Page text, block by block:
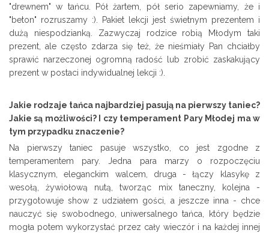
"drewnem" w tańcu. Pół żartem, pół serio zapewniamy, że i
"beton" rozruszamy :). Pakiet lekcji jest świetnym prezentem i
dużą niespodzianką. Zazwyczaj rodzice robią Młodym taki
prezent, ale często zdarza się też, że nieśmiały Pan chciałby
sprawić narzeczonej ogromną radość lub zrobić zaskakujący
prezent w postaci indywidualnej lekcji :).
Jakie rodzaje tańca najbardziej pasują na pierwszy taniec?
Jakie są możliwości? I czy temperament Pary Młodej ma w
tym przypadku znaczenie?
Na pierwszy taniec pasuje wszystko, co jest zgodne z
temperamentem pary. Jedna para marzy o rozpoczęciu
klasycznym, eleganckim walcem, druga - łączy klasykę z
wesołą, żywiołową nutą, tworząc mix taneczny, kolejna -
przygotowuje show z udziałem gości, a jeszcze inna - chce
nauczyć się swobodnego, uniwersalnego tańca, który będzie
mogła potem wykorzystać przez cały wieczór i na każdej innej